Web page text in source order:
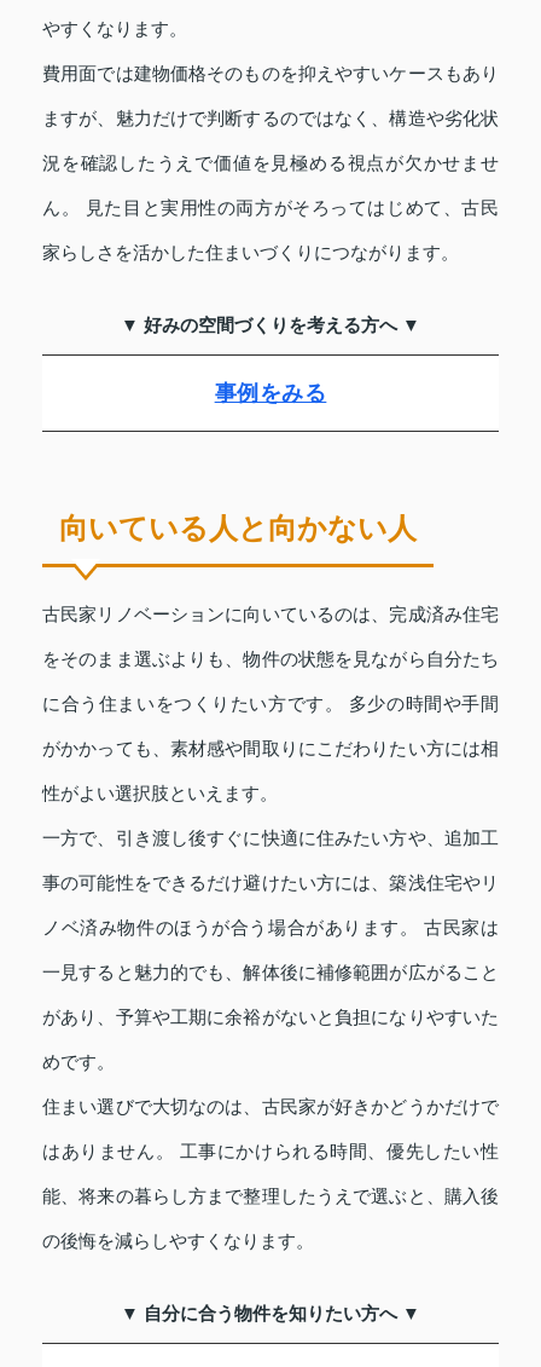
やすくなります。
費用面では建物価格そのものを抑えやすいケースもあり
ますが、魅力だけで判断するのではなく、構造や劣化状
況を確認したうえで価値を見極める視点が欠かせませ
ん。 見た目と実用性の両方がそろってはじめて、古民
家らしさを活かした住まいづくりにつながります。
▼ 好みの空間づくりを考える方へ ▼
事例をみる
向いている人と向かない人
古民家リノベーションに向いているのは、完成済み住宅
をそのまま選ぶよりも、物件の状態を見ながら自分たち
に合う住まいをつくりたい方です。 多少の時間や手間
がかかっても、素材感や間取りにこだわりたい方には相
性がよい選択肢といえます。
一方で、引き渡し後すぐに快適に住みたい方や、追加工
事の可能性をできるだけ避けたい方には、築浅住宅やリ
ノベ済み物件のほうが合う場合があります。 古民家は
一見すると魅力的でも、解体後に補修範囲が広がること
があり、予算や工期に余裕がないと負担になりやすいた
めです。
住まい選びで大切なのは、古民家が好きかどうかだけで
はありません。 工事にかけられる時間、優先したい性
能、将来の暮らし方まで整理したうえで選ぶと、購入後
の後悔を減らしやすくなります。
▼ 自分に合う物件を知りたい方へ ▼